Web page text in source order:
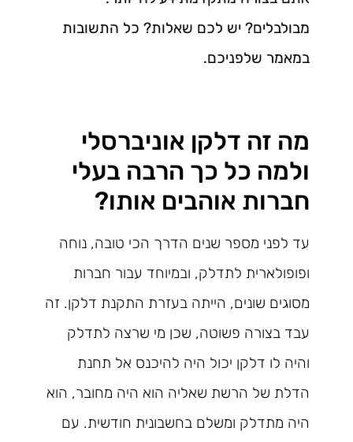
מבולבלים? יש לכם שאלות? כל התשובות
במאמר שלפניכם.
מה זה דלקן אוניברסלי
ולמה כל כך הרבה בעלי
חברות אוהבים אותו?
עד לפני מספר שנים הדרך הכי טובה, נוחה
ופופולארית לתדלק, ובמיוחד עבור חברות
מסוגים שונים, הייתה בעזרת התקנת דלקן. זה
עבד בצורה פשוטה, שכן מי שרצה לתדלק
והיה לו דלקן יכול היה להיכנס אל תחנת
הדלת של הרשת שאליה הוא היה מחובר, הוא
היה מתדלק ומשלם בחשבונית חודשית. עם